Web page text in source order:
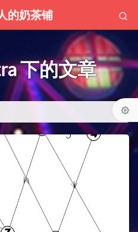
的奶茶铺
下的文章